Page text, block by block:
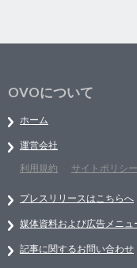
OVOについて
ホーム
運営会社
利用規約
サイトポリシー
プレスリリースはこちらへ
媒体資料および広告メニュ
記事に関するお問い合わせ